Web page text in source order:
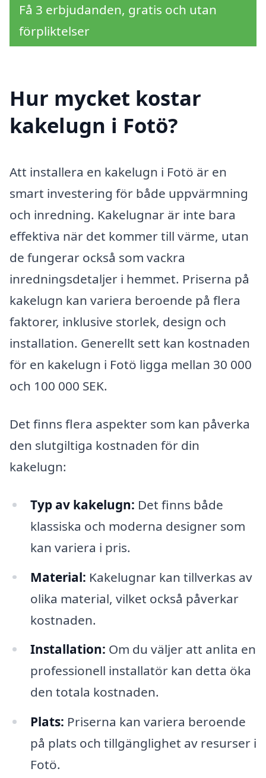
Få 3 erbjudanden, gratis och utan
förpliktelser
Hur mycket kostar
kakelugn i Fotö?
Att installera en kakelugn i Fotö är en
smart investering för både uppvärmning
och inredning. Kakelugnar är inte bara
effektiva när det kommer till värme, utan
de fungerar också som vackra
inredningsdetaljer i hemmet. Priserna på
kakelugn kan variera beroende på flera
faktorer, inklusive storlek, design och
installation. Generellt sett kan kostnaden
för en kakelugn i Fotö ligga mellan 30 000
och 100 000 SEK.
Det finns flera aspekter som kan påverka
den slutgiltiga kostnaden för din
kakelugn:
Typ av kakelugn: Det finns både
klassiska och moderna designer som
kan variera i pris.
Material: Kakelugnar kan tillverkas av
olika material, vilket också påverkar
kostnaden.
Installation: Om du väljer att anlita en
professionell installatör kan detta öka
den totala kostnaden.
Plats: Priserna kan variera beroende
på plats och tillgänglighet av resurser i
Fotö.